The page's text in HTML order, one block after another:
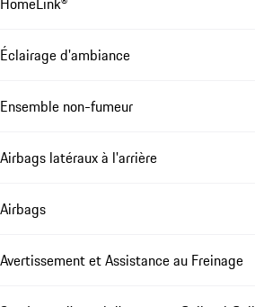
Éclairage d'ambiance
Ensemble non-fumeur
Airbags latéraux à l'arrière
Airbags
Avertissement et Assistance au Freinage